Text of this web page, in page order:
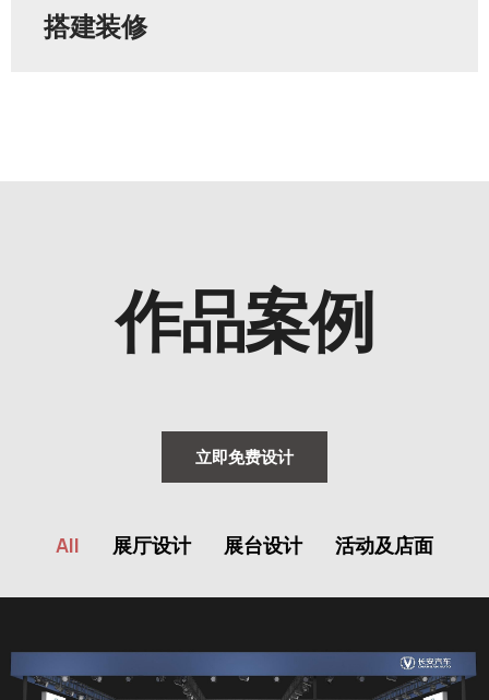
搭建装修
星易是专业的搭建装修公司，年平均项目超过1万+
作品案例
立即免费设计
All 展厅设计 展台设计 活动及店面